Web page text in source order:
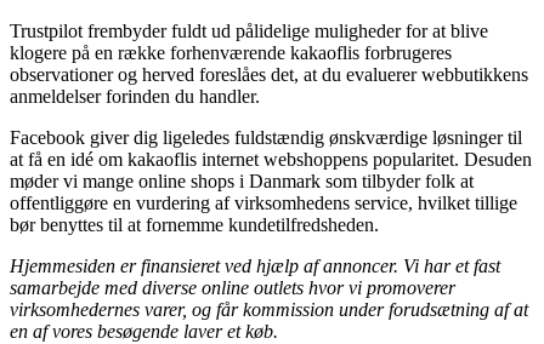
Trustpilot frembyder fuldt ud pålidelige muligheder for at blive
klogere på en række forhenværende kakaoflis forbrugeres
observationer og herved foreslåes det, at du evaluerer webbutikkens
anmeldelser forinden du handler.
Facebook giver dig ligeledes fuldstændig ønskværdige løsninger til
at få en idé om kakaoflis internet webshoppens popularitet. Desuden
møder vi mange online shops i Danmark som tilbyder folk at
offentliggøre en vurdering af virksomhedens service, hvilket tillige
bør benyttes til at fornemme kundetilfredsheden.
Hjemmesiden er finansieret ved hjælp af annoncer. Vi har et fast
samarbejde med diverse online outlets hvor vi promoverer
virksomhedernes varer, og får kommission under forudsætning af at
en af vores besøgende laver et køb.